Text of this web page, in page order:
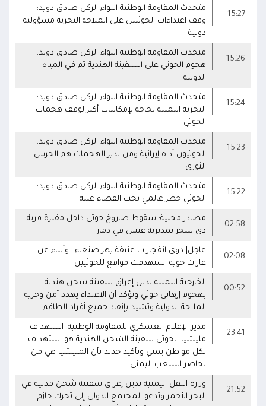
15:27
متحدث المقاومة الوطنية اللواء الركن صادق دويد:
وقف اعتداءات الحوثيين على الملاحة البحرية مسؤولية
دولية
15:26
متحدث المقاومة الوطنية اللواء الركن صادق دويد:
هجوم الحوثي على السفينة الهندية تم في المياه
الدولية
15:24
متحدث المقاومة الوطنية اللواء الركن صادق دويد:
البحرية اليمنية بحاجة لإمكانيات أكبر لوقف هجمات
الحوثي
15:23
متحدث المقاومة الوطنية اللواء الركن صادق دويد:
الحوثيون أداة إيرانية ومن يدير الهجمات هم الحرس
الثوري
15:22
متحدث المقاومة الوطنية اللواء الركن صادق دويد:
الحوثي خطر عالمي يجب القضاء عليه
02:58
مصادر محلية: سقوط صاروخ حوثي داخل مقبرة قرية
ذي سحر بمديرية عنس في ذمار
02:08
عاجل| دوي انفجارات عنيفة يهز صنعاء.. وأنباء عن
غارات جوية استهدفت مواقع للحوثيين
00:52
الخارجية اليمنية تدين إغراق سفينة شحن هندية
بهجوم إرهابي حوثي وتؤكد أن الاعتداء يهدد أمن وحرية
الملاحة الدولية وتشيد بإنقاذ جميع أفراد الطاقم
23:41
مدير الإعلام العسكري للمقاومة الوطنية: استهداف
مليشيا الحوثي سفينة الشحن الهندية هو استهداف
لكل مواطن يمني وتأكيد جديد بأن المليشيا هي من
تحاصر الشعب اليمني
21:52
وزارة النقل اليمنية تدين إغراق سفينة شحن مدنية في
البحر الأحمر وتدعو المجتمع الدولي إلى تحرك حازم